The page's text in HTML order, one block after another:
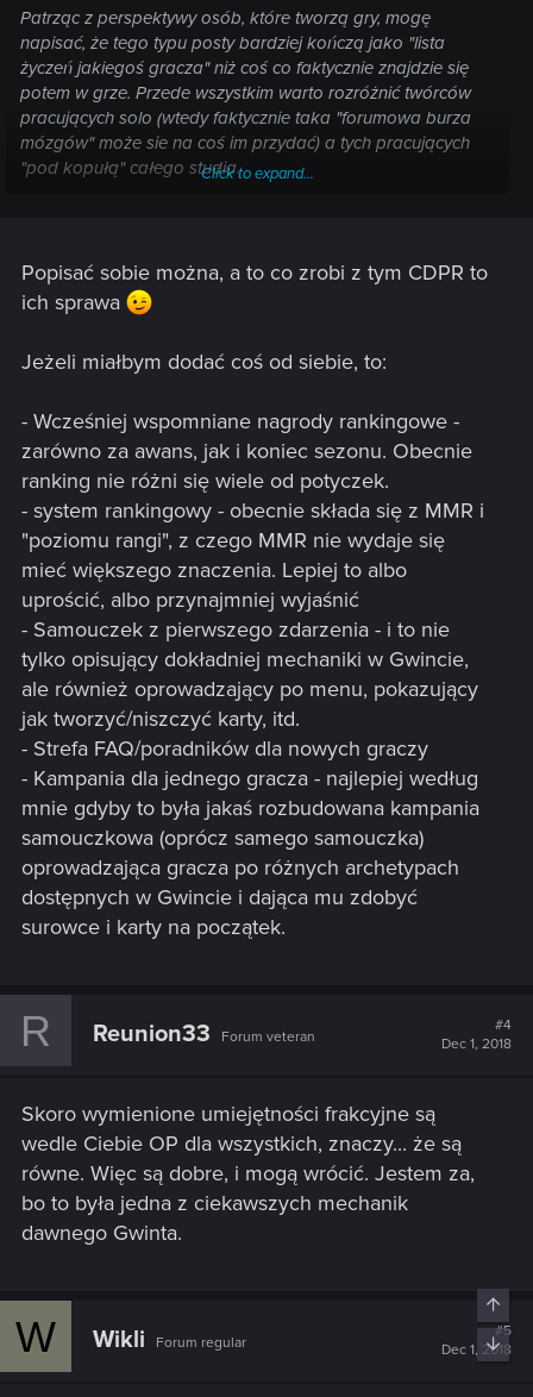
Patrząc z perspektywy osób, które tworzą gry, mogę
napisać, że tego typu posty bardziej kończą jako "lista
życzeń jakiegoś gracza" niż coś co faktycznie znajdzie się
potem w grze. Przede wszystkim warto rozróżnić twórców
pracujących solo (wtedy faktycznie taka "forumowa burza
mózgów" może sie na coś im przydać) a tych pracujących
"pod kopułą" całego studia.
na wprowadzaniu nowych rozwiązań (np. edytor talii,
postawowa rzecz w tego tupu projekcie, ma wciąż bardzo
wiele braków).
Click to expand...
Popisać sobie można, a to co zrobi z tym CDPR to
ich sprawa
Jeżeli miałbym dodać coś od siebie, to:
- Wcześniej wspomniane nagrody rankingowe -
zarówno za awans, jak i koniec sezonu. Obecnie
ranking nie różni się wiele od potyczek.
- system rankingowy - obecnie składa się z MMR i
"poziomu rangi", z czego MMR nie wydaje się
mieć większego znaczenia. Lepiej to albo
uprościć, albo przynajmniej wyjaśnić
- Samouczek z pierwszego zdarzenia - i to nie
tylko opisujący dokładniej mechaniki w Gwincie,
ale również oprowadzający po menu, pokazujący
jak tworzyć/niszczyć karty, itd.
- Strefa FAQ/poradników dla nowych graczy
- Kampania dla jednego gracza - najlepiej według
mnie gdyby to była jakaś rozbudowana kampania
samouczkowa (oprócz samego samouczka)
oprowadzająca gracza po różnych archetypach
dostępnych w Gwincie i dająca mu zdobyć
surowce i karty na początek.
R Reunion33 Forum veteran
#4
Dec 1, 2018
Skoro wymienione umiejętności frakcyjne są
wedle Ciebie OP dla wszystkich, znaczy... że są
równe. Więc są dobre, i mogą wrócić. Jestem za,
bo to była jedna z ciekawszych mechanik
dawnego Gwinta.
W Wikli Forum regular
#5
Dec 1, 2018
Top